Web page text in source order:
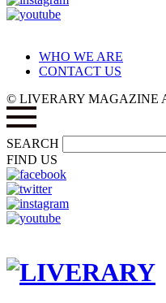
WHO WE ARE
CONTACT US
© LIVERARY MAGAZINE
SEARCH
FIND US